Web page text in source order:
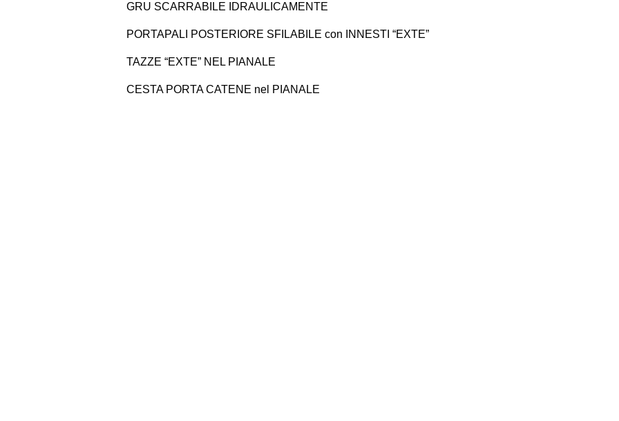
GRU SCARRABILE IDRAULICAMENTE
PORTAPALI POSTERIORE SFILABILE con INNESTI “EXTE”
TAZZE “EXTE” NEL PIANALE
CESTA PORTA CATENE nel PIANALE